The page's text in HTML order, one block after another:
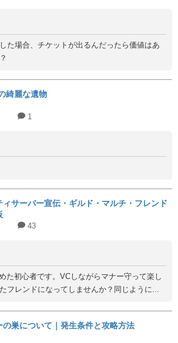
た場合、チケットが出るんだったら価値はあ
綺麗な遺物
1
ィサーバー宣伝・ギルド・マルチ・フレンド
43
た初心者です。VCしながらマナー守って楽し
フレンドになってしませんか？同じように...
の巣について｜発生条件と攻略方法